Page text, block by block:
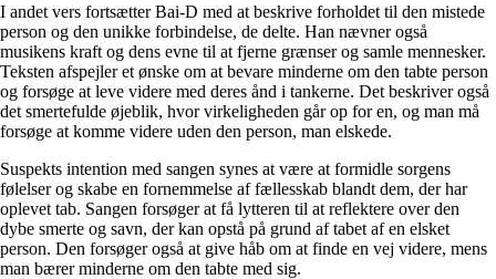
I andet vers fortsætter Bai-D med at beskrive forholdet til den mistede
person og den unikke forbindelse, de delte. Han nævner også
musikens kraft og dens evne til at fjerne grænser og samle mennesker.
Teksten afspejler et ønske om at bevare minderne om den tabte person
og forsøge at leve videre med deres ånd i tankerne. Det beskriver også
det smertefulde øjeblik, hvor virkeligheden går op for en, og man må
forsøge at komme videre uden den person, man elskede.
Suspekts intention med sangen synes at være at formidle sorgens
følelser og skabe en fornemmelse af fællesskab blandt dem, der har
oplevet tab. Sangen forsøger at få lytteren til at reflektere over den
dybe smerte og savn, der kan opstå på grund af tabet af en elsket
person. Den forsøger også at give håb om at finde en vej videre, mens
man bærer minderne om den tabte med sig.